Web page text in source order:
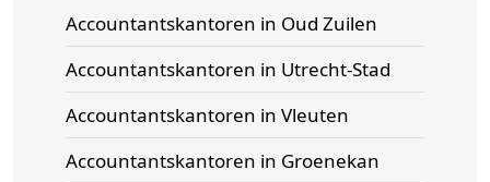
Accountantskantoren in Oud Zuilen
Accountantskantoren in Utrecht-Stad
Accountantskantoren in Vleuten
Accountantskantoren in Groenekan